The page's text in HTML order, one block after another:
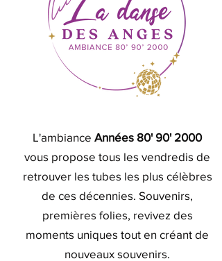
L'ambiance Années 80' 90' 2000
vous propose tous les vendredis de
retrouver les tubes les plus célèbres
de ces décennies. Souvenirs,
premières folies, revivez des
moments uniques tout en créant de
nouveaux souvenirs.